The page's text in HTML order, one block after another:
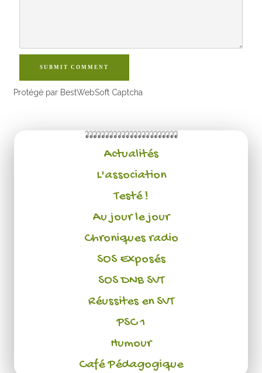
SUBMIT COMMENT
Protégé par BestWebSoft Captcha
Actualités
L'association
Testé !
Au jour le jour
Chroniques radio
SOS Exposés
SOS DNB SVT
Réussites en SVT
PSC 1
Humour
Café Pédagogique